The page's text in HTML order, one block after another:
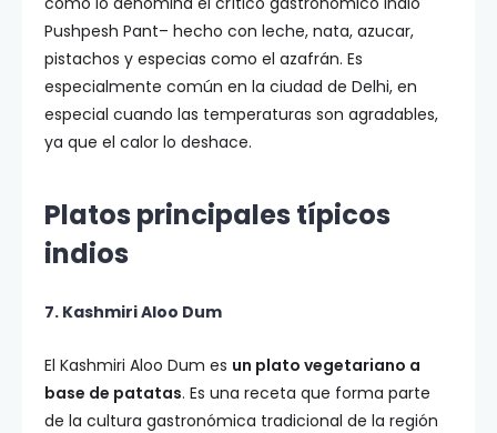
Pushpesh Pant– hecho con leche, nata, azucar,
pistachos y especias como el azafrán. Es
especialmente común en la ciudad de Delhi, en
especial cuando las temperaturas son agradables,
ya que el calor lo deshace.
Platos principales típicos
indios
7. Kashmiri Aloo Dum
El Kashmiri Aloo Dum es un plato vegetariano a
base de patatas. Es una receta que forma parte
de la cultura gastronómica tradicional de la región